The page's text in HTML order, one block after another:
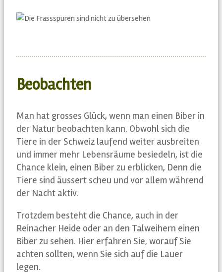
Beobachten
Man hat grosses Glück, wenn man einen Biber in
der Natur beobachten kann. Obwohl sich die
Tiere in der Schweiz laufend weiter ausbreiten
und immer mehr Lebensräume besiedeln, ist die
Chance klein, einen Biber zu erblicken, Denn die
Tiere sind äussert scheu und vor allem während
der Nacht aktiv.
Trotzdem besteht die Chance, auch in der
Reinacher Heide oder an den Talweihern einen
Biber zu sehen. Hier erfahren Sie, worauf Sie
achten sollten, wenn Sie sich auf die Lauer
legen.